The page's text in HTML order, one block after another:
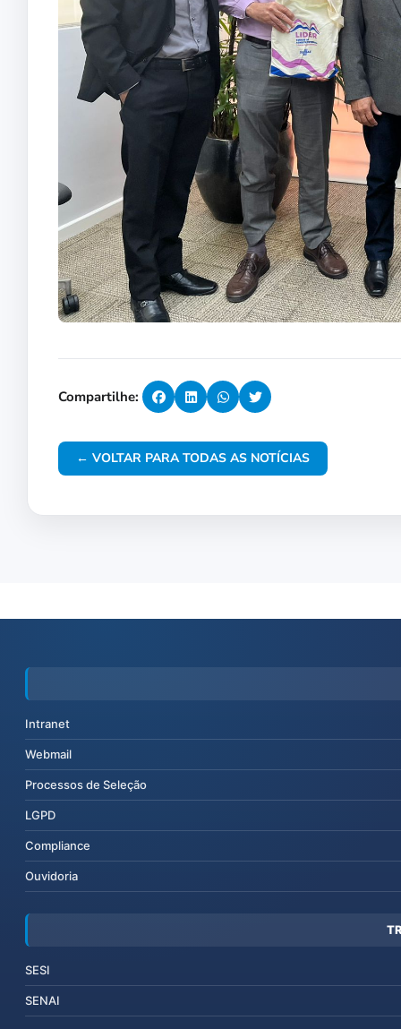
Compartilhe:
← VOLTAR PARA TODAS AS NOTÍCIAS
Intranet
Webmail
Processos de Seleção
LGPD
Compliance
Ouvidoria
SESI
SENAI